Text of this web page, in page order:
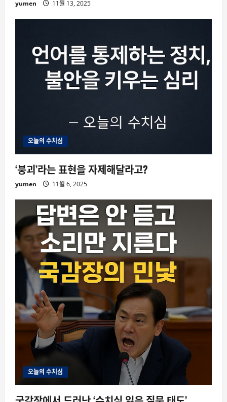
yumen 11월 13, 2025
오늘의 수치심
‘붕괴’라는 표현을 자제해달라고?
yumen 11월 6, 2025
오늘의 수치심